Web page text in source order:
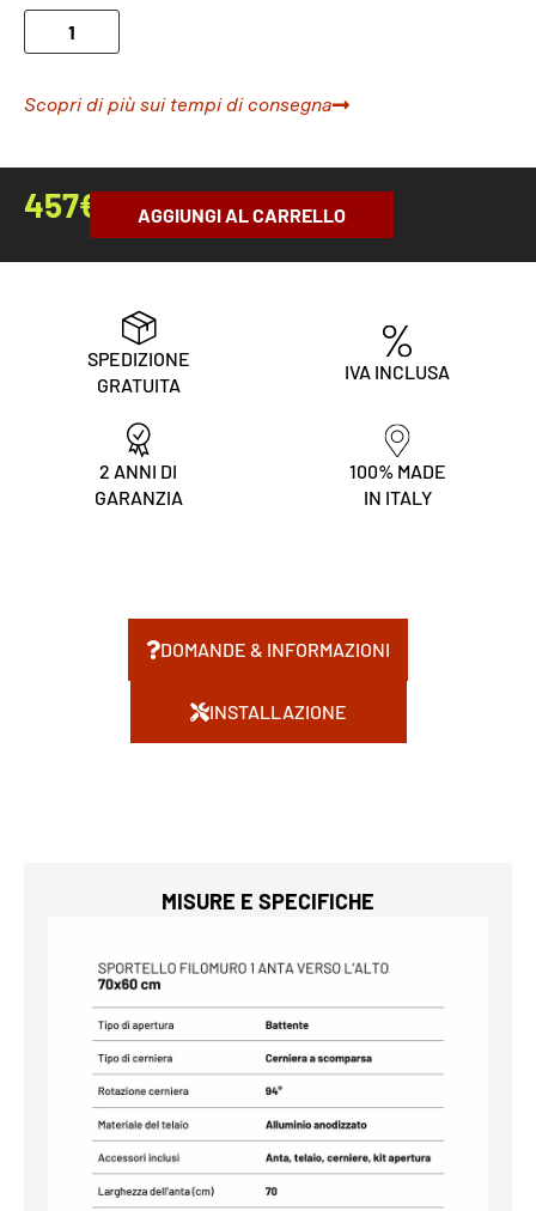
Scopri di più sui tempi di consegna
457€ AGGIUNGI AL CARRELLO
SPEDIZIONE
GRATUITA
IVA INCLUSA
2 ANNI DI
GARANZIA
100% MADE
IN ITALY
DOMANDE & INFORMAZIONI
INSTALLAZIONE
MISURE E SPECIFICHE